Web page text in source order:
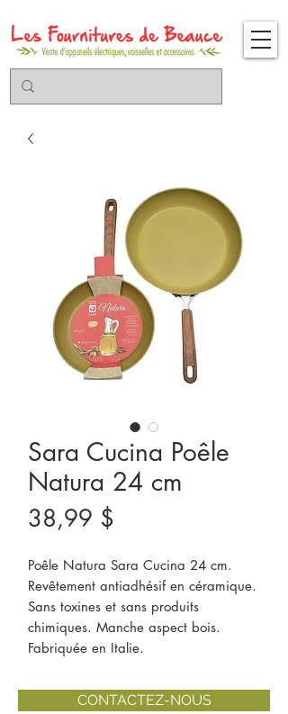
Sara Cucina Poêle
Natura 24 cm
38,99 $
Poêle Natura Sara Cucina 24 cm.
Revêtement antiadhésif en céramique.
Sans toxines et sans produits
chimiques. Manche aspect bois.
Fabriquée en Italie.
CONTACTEZ-NOUS